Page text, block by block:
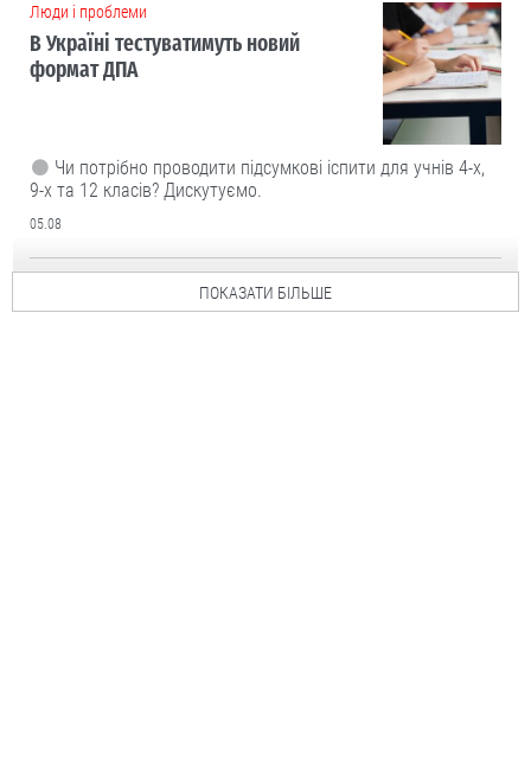
Люди і проблеми
В Україні тестуватимуть новий
формат ДПА
Чи потрібно проводити підсумкові іспити для учнів 4-х,
9-х та 12 класів? Дискутуємо.
05.08
ПОКАЗАТИ БІЛЬШЕ